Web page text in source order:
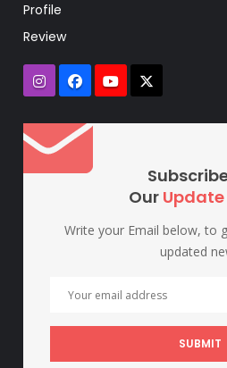
Profile
Review
Our Update
Write your Email below, to
updated
SUBMIT